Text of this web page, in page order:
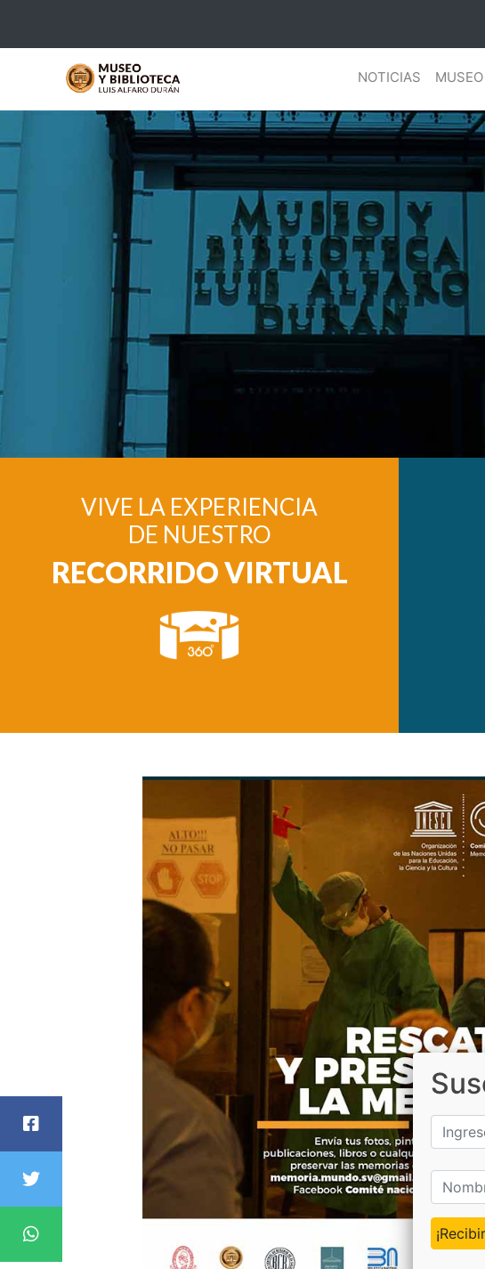
NOTICIAS MUSEO
VIVE LA EXPERIENCIA
DE NUESTRO
RECORRIDO VIRTUAL